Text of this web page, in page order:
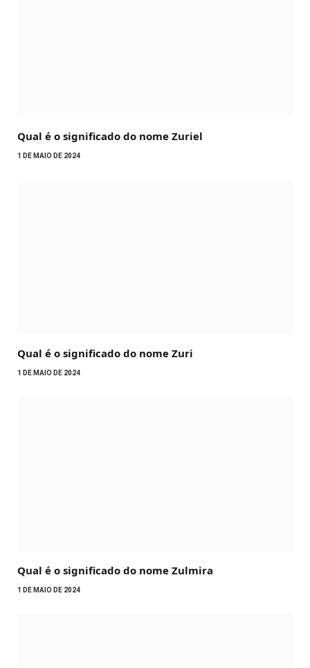
Qual é o significado do nome Zuriel
1 DE MAIO DE 2024
Qual é o significado do nome Zuri
1 DE MAIO DE 2024
Qual é o significado do nome Zulmira
1 DE MAIO DE 2024